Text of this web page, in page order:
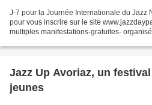
J-7 pour la Journée Internationale du Jazz
pour vous inscrire sur le site
multiples manifestations-gratuites-
Jazz Up Avoriaz, un
jeunes